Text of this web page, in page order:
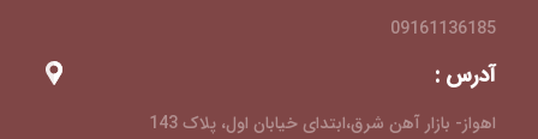
09161136185
آدرس :
اهواز- بازار آهن شرق،ابتدای خیابان اول، پلاک 143